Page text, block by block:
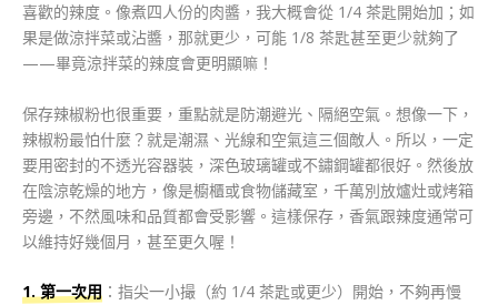
喜歡的辣度。像煮四人份的肉醬，我大概會從 1/4 茶匙開始加；如
果是做涼拌菜或沾醬，那就更少，可能 1/8 茶匙甚至更少就夠了
——畢竟涼拌菜的辣度會更明顯嘛！
保存辣椒粉也很重要，重點就是防潮避光、隔絕空氣。想像一下，
辣椒粉最怕什麼？就是潮濕、光線和空氣這三個敵人。所以，一定
要用密封的不透光容器裝，深色玻璃罐或不鏽鋼罐都很好。然後放
在陰涼乾燥的地方，像是櫥櫃或食物儲藏室，千萬別放爐灶或烤箱
旁邊，不然風味和品質都會受影響。這樣保存，香氣跟辣度通常可
以維持好幾個月，甚至更久喔！
1. 第一次用 ：指尖一小撮（約 1/4 茶匙或更少）開始，不夠再慢